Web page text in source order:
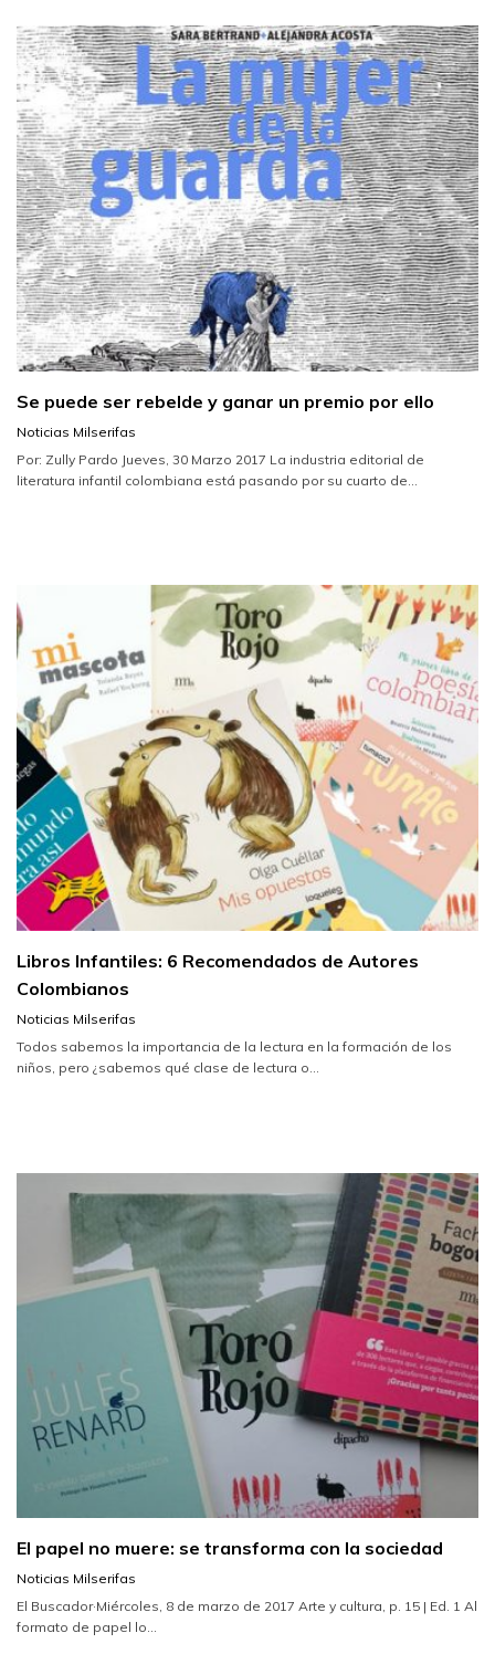
Se puede ser rebelde y ganar un premio por ello
Noticias Milserifas
Por: Zully Pardo Jueves, 30 Marzo 2017 La industria editorial de
literatura infantil colombiana está pasando por su cuarto de...
Libros Infantiles: 6 Recomendados de Autores
Colombianos
Noticias Milserifas
Todos sabemos la importancia de la lectura en la formación de los
niños, pero ¿sabemos qué clase de lectura o...
El papel no muere: se transforma con la sociedad
Noticias Milserifas
El Buscador·Miércoles, 8 de marzo de 2017 Arte y cultura, p. 15 | Ed. 1 Al
formato de papel lo...